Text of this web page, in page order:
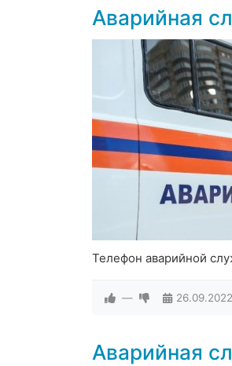
Аварийная
Телефон аварийной
— 26.09.2022
Аварийная